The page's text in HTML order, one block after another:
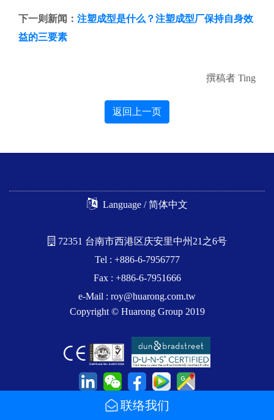
下一则新闻： 注塑成型是什么？注塑成型厂保持自身效
益的三要素
撰稿者 Ting
返回上一页
联络我们
Language / 简体中文
72351 台南市西港区庆安里中州21之6号
Tel : +886-6-7956777
Fax : +886-6-7951666
e-Mail : roy@huarong.com.tw
Copyright © Huarong Group 2019